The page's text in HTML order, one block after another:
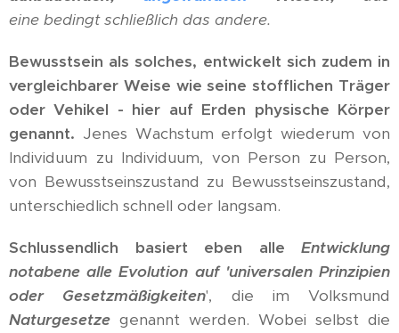
eine bedingt schließlich das andere.
Bewusstsein als solches, entwickelt sich zudem in
vergleichbarer Weise wie seine stofflichen Träger
oder Vehikel - hier auf Erden physische Körper
genannt. Jenes Wachstum erfolgt wiederum von
Individuum zu Individuum, von Person zu Person,
von Bewusstseinszustand zu Bewusstseinszustand,
unterschiedlich schnell oder langsam.
Schlussendlich basiert eben alle Entwicklung
notabene alle Evolution auf 'universalen Prinzipien
oder Gesetzmäßigkeiten', die im Volksmund
Naturgesetze genannt werden. Wobei selbst die